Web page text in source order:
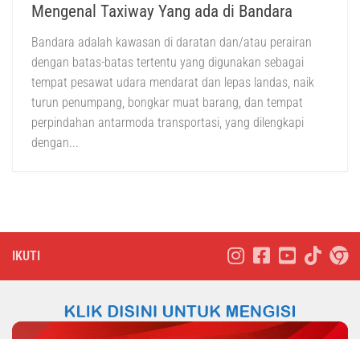
Mengenal Taxiway Yang ada di Bandara
Bandara adalah kawasan di daratan dan/atau perairan
dengan batas-batas tertentu yang digunakan sebagai
tempat pesawat udara mendarat dan lepas landas, naik
turun penumpang, bongkar muat barang, dan tempat
perpindahan antarmoda transportasi, yang dilengkapi
dengan...
IKUTI